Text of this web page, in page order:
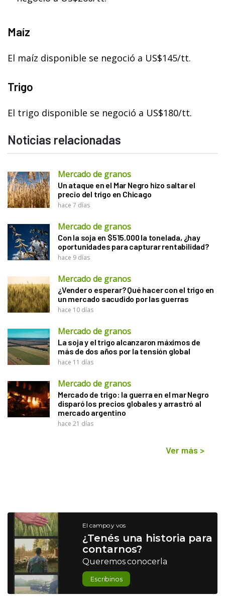
Maíz
El maíz disponible se negoció a US$145/tt.
Trigo
El trigo disponible se negoció a US$180/tt.
Noticias relacionadas
Mercado de granos
Un ataque en el Mar Negro hizo saltar el
precio del trigo en Chicago
hace 7 días
Mercado de granos
Con la soja en $515.000 la tonelada, ¿hay
oportunidades para capturar rentabilidad?
hace 9 días
Mercado de granos
¿Vender o esperar? Qué hacer con el trigo en
un mercado sacudido por las guerras
hace 10 días
Mercado de granos
La soja y el trigo alcanzaron máximos de
más de dos años por la tensión global
hace 11 días
Mercado de granos
Mercado de trigo: la guerra en el mar Negro
disparó los precios globales y arrastró al
mercado argentino
hace 21 días
Ver más >
El campo y vos
¿Tenés una historia para
contarnos?
Queremos conocerla
Escribinos